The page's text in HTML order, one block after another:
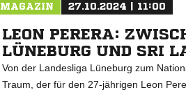
MAGAZIN 27.10.2024 | 11:00
LEON PERERA:
LÜNEBURG UND SRI
Von der Landesliga Lüneburg zum
Traum, der für den 27-jährigen Leon